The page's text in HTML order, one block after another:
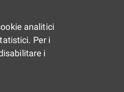
ascolto che
psicologico
del
analitici
Per i
i